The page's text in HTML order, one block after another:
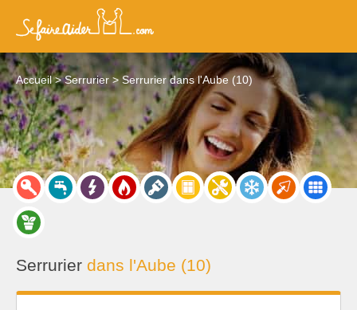
Accueil Serrurier Serrurier dans l'Aube (10)
Serrurier dans l'Aube (10)